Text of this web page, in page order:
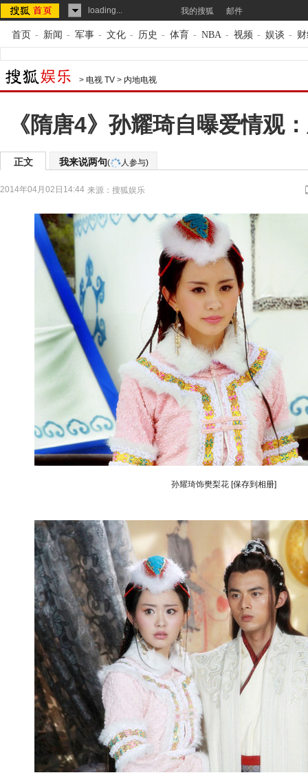
loading... 我的搜狐 邮件
首页 - 新闻 - 军事 - 文化 - 历史 - 体育 - NBA - 视频 - 娱谈 -
> 电视 TV > 内地电视
《隋唐4》孙耀琦自曝爱情观
正文 我来说两句( 人参与)
2014年04月02日14:44 来源： 搜狐娱乐
孙耀琦饰樊梨花 [保存到相册]